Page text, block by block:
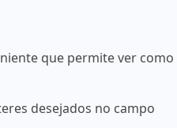
que permite ver como
desejados no campo